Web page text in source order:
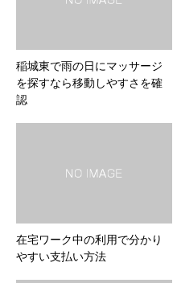
稲城東で雨の日にマッサージ
を探すなら移動しやすさを確
認
在宅ワーク中の利用で分かり
やすい支払い方法